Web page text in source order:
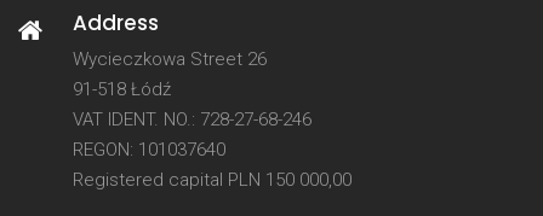
Address
Wycieczkowa Street 26
91-518 Łódź
VAT IDENT. NO.: 728-27-68-246
REGON: 101037640
Registered capital PLN 150 000,00